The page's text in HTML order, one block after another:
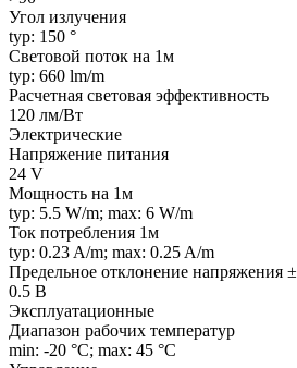
Угол излучения
typ: 150 °
Световой поток на 1м
typ: 660 lm/m
Расчетная световая эффективность
120 лм/Вт
Электрические
Напряжение питания
24 V
Мощность на 1м
typ: 5.5 W/m; max: 6 W/m
Ток потребления 1м
typ: 0.23 A/m; max: 0.25 A/m
Предельное отклонение напряжения ±
0.5 В
Эксплуатационные
Диапазон рабочих температур
min: -20 °C; max: 45 °C